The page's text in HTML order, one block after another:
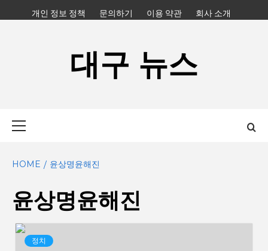
to
개인 정보 정책 문의하기 이용 약관 회사 소개
대구 뉴스
HOME 윤상명윤해진
윤상명윤해진
정치